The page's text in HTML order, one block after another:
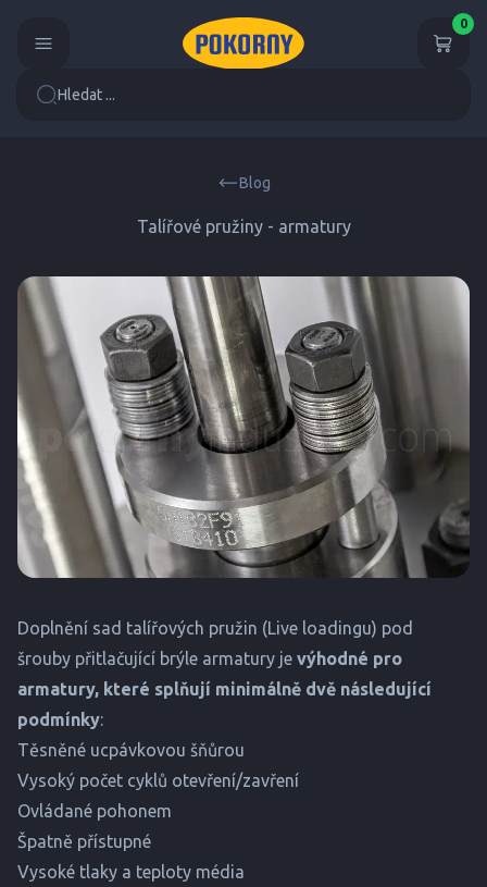
Hledat ...
0
Blog
Talířové pružiny - armatury
Doplnění sad talířových pružin (Live loadingu) pod
šrouby přitlačující brýle armatury je výhodné pro
armatury, které splňují minimálně dvě následující
podmínky:
Těsněné ucpávkovou šňůrou
Vysoký počet cyklů otevření/zavření
Ovládané pohonem
Špatně přístupné
Vysoké tlaky a teploty média